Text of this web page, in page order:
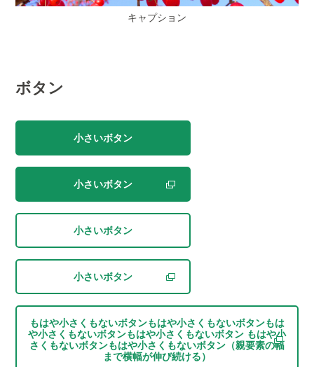
キャプション
ボタン
小さいボタン
小さいボタン
小さいボタン
小さいボタン
もはや小さくもないボタンもはや小さくもないボタンもは
や小さくもないボタンもはや小さくもないボタン もはや小
さくもないボタンもはや小さくもないボタン（親要素の幅
まで横幅が伸び続ける）